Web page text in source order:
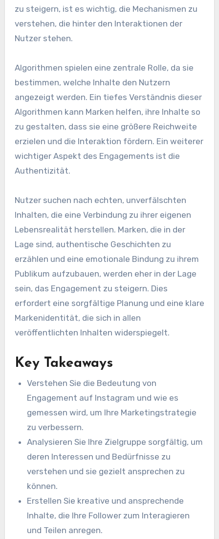
zu steigern, ist es wichtig, die Mechanismen zu
verstehen, die hinter den Interaktionen der
Nutzer stehen.
Algorithmen spielen eine zentrale Rolle, da sie
bestimmen, welche Inhalte den Nutzern
angezeigt werden. Ein tiefes Verständnis dieser
Algorithmen kann Marken helfen, ihre Inhalte so
zu gestalten, dass sie eine größere Reichweite
erzielen und die Interaktion fördern. Ein weiterer
wichtiger Aspekt des Engagements ist die
Authentizität.
Nutzer suchen nach echten, unverfälschten
Inhalten, die eine Verbindung zu ihrer eigenen
Lebensrealität herstellen. Marken, die in der
Lage sind, authentische Geschichten zu
erzählen und eine emotionale Bindung zu ihrem
Publikum aufzubauen, werden eher in der Lage
sein, das Engagement zu steigern. Dies
erfordert eine sorgfältige Planung und eine klare
Markenidentität, die sich in allen
veröffentlichten Inhalten widerspiegelt.
Key Takeaways
Verstehen Sie die Bedeutung von
Engagement auf Instagram und wie es
gemessen wird, um Ihre Marketingstrategie
zu verbessern.
Analysieren Sie Ihre Zielgruppe sorgfältig, um
deren Interessen und Bedürfnisse zu
verstehen und sie gezielt ansprechen zu
können.
Erstellen Sie kreative und ansprechende
Inhalte, die Ihre Follower zum Interagieren
und Teilen anregen.